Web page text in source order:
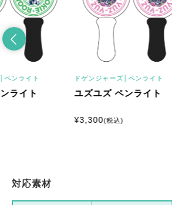
ペンライト
ライト
ドゲンジャーズ│ペンライト
ユズユズ ペンライト
¥3,300(税込)
対応素材